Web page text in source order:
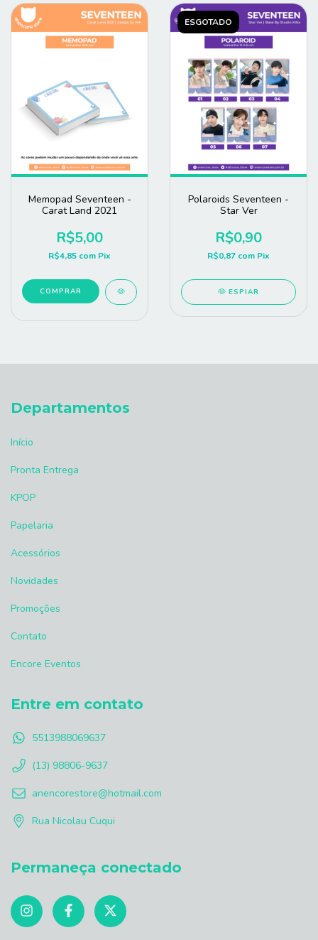
Memopad Seventeen -
Carat Land 2021
R$5,00
R$4,85 com Pix
COMPRAR
ESGOTADO
Polaroids Seventeen -
Star Ver
R$0,90
R$0,87 com Pix
ESPIAR
Departamentos
Início
Pronta Entrega
KPOP
Papelaria
Acessórios
Novidades
Promoções
Contato
Encore Eventos
Entre em contato
5513988069637
(13) 98806-9637
anencorestore@hotmail.com
Rua Nicolau Cuqui
Permaneça conectado